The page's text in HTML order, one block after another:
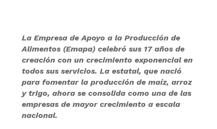
La Empresa de Apoyo a la Producción de
Alimentos (Emapa) celebró sus 17 años de
creación con un crecimiento exponencial en
todos sus servicios. La estatal, que nació
para fomentar la producción de maíz, arroz
y trigo, ahora se consolida como una de las
empresas de mayor crecimiento a escala
nacional.